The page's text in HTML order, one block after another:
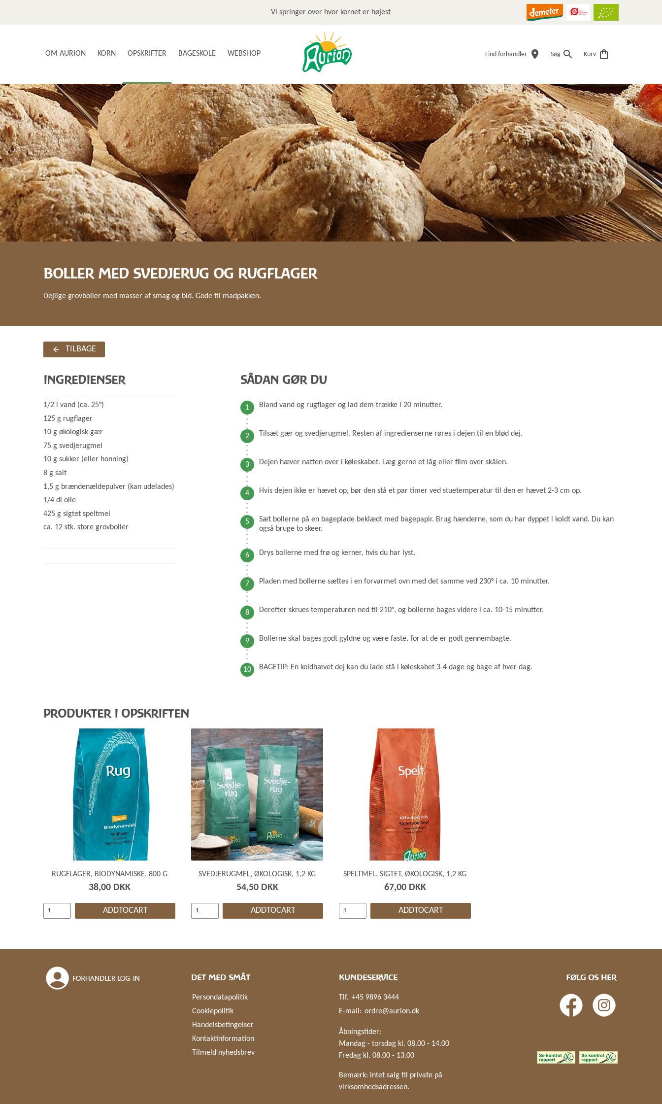
Vi springer over hvor kornet er højest
OM AURION
SMAG OG SUNDHED
VORES PRODUKTER
NYSGERRIGHED & INNOVATION
KOM MED I PRODUKTIONEN
KONTAKT OS
NYHEDSBREV
KORN
AURIONS AVLERE
OPSKRIFTER
BRØD & BOLLER
BÆLGFRUGTER
GLUTENFRI
KAGER & DESSERTER
MAD MED KORN
FOOD SERVICE
BAGESKOLE WEBSHOP
NYHEDER
TILBUD & STOP MADSPILD
BAGEGREJ
BAGEPAKKER OG BAGESKOLE
BÆLGFRUGTER
DET SØDE
DIVERSE
FRUGTRULLER
GLUTENFRI
GRØD OG GRYN
HÆVEMIDLER
Find forhandler Søg Kurv
BOLLER MED SVEDJERUG OG RUGFLAGER
Dejlige grovboller med masser af smag og bid. Gode til madpakken.
TILBAGE
INGREDIENSER
1/2 l vand (ca. 25°)
125 g rugflager
10 g økologisk gær
75 g svedjerugmel
10 g sukker (eller honning)
8 g salt
1,5 g brændenældepulver (kan udelades)
1/4 dl olie
425 g sigtet speltmel
ca. 12 stk. store grovboller
SÅDAN GØR DU
Bland vand og rugflager og lad dem trække i 20 minutter.
Tilsæt gær og svedjerugmel. Resten af ingredienserne røres i dejen til en blød dej.
Dejen hæver natten over i køleskabet. Læg gerne et låg eller film over skålen.
Hvis dejen ikke er hævet op, bør den stå et par timer ved stuetemperatur til den er hævet 2-3 cm op.
Sæt bollerne på en bageplade beklædt med bagepapir. Brug hænderne, som du har dyppet i koldt vand. Du kan
også bruge to skeer.
Drys bollerne med frø og kerner, hvis du har lyst.
Pladen med bollerne sættes i en forvarmet ovn med det samme ved 230° i ca. 10 minutter.
Derefter skrues temperaturen ned til 210°, og bollerne bages videre i ca. 10-15 minutter.
Bollerne skal bages godt gyldne og være faste, for at de er godt gennembagte.
BAGETIP: En koldhævet dej kan du lade stå i køleskabet 3-4 dage og bage af hver dag.
PRODUKTER I OPSKRIFTEN
RUGFLAGER, BIODYNAMISKE, 800 G
38,00 DKK
ADDTOCART
SVEDJERUGMEL, ØKOLOGISK, 1,2 KG
54,50 DKK
ADDTOCART
SPELTMEL, SIGTET, ØKOLOGISK, 1,2 KG
67,00 DKK
ADDTOCART
DET MED SMÅT
Persondatapolitik
Cookiepolitik
Handelsbetingelser
Kontaktinformation
Tilmeld nyhedsbrev
KUNDESERVICE
Tlf. +45 9896 3444
E-mail: ordre@aurion.dk
Åbningstider:
Mandag - torsdag kl. 08.00 - 14.00
Fredag kl. 08.00 - 13.00
Bemærk: intet salg til private på
virksomhedsadressen.
FØLG OS HER